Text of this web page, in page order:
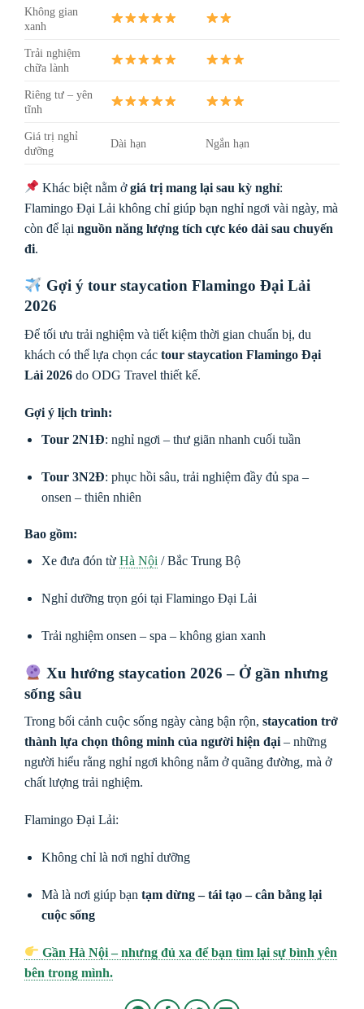
Không gian
xanh
Trải nghiệm
chữa lành
Riêng tư – yên
tĩnh
Giá trị nghỉ
dưỡng
Dài hạn Ngắn hạn
Khác biệt nằm ởgiá trị mang lại sau kỳ nghỉ:
Flamingo Đại Lải không chỉ giúp bạn nghỉ ngơi vài ngày, mà
còn để lại nguồn năng lượng tích cực kéo dài sau chuyến
đi.
Gợi ý tour staycation Flamingo Đại Lải
2026
Để tối ưu trải nghiệm và tiết kiệm thời gian chuẩn bị, du
khách có thể lựa chọn các tour staycation Flamingo Đại
Lải 2026 do ODG Travel thiết kế.
Gợi ý lịch trình:
Tour 2N1Đ: nghỉ ngơi – thư giãn nhanh cuối tuần
Tour 3N2Đ: phục hồi sâu, trải nghiệm đầy đủ spa –
onsen – thiên nhiên
Bao gồm:
Xe đưa đón từ Hà Nội/ Bắc Trung Bộ
Nghỉ dưỡng trọn gói tại Flamingo Đại Lải
Trải nghiệm onsen – spa – không gian xanh
Xu hướng staycation 2026 – Ở gần nhưng
sống sâu
Trong bối cảnh cuộc sống ngày càng bận rộn, staycation trở
thành lựa chọn thông minh của người hiện đại – những
người hiểu rằng nghỉ ngơi không nằm ở quãng đường, mà ở
chất lượng trải nghiệm.
Flamingo Đại Lải:
Không chỉ là nơi nghỉ dưỡng
Mà là nơi giúp bạn tạm dừng – tái tạo – cân bằng lại
cuộc sống
Gần Hà Nội – nhưng đủ xa để bạn tìm lại sự bình yên
bên trong mình.